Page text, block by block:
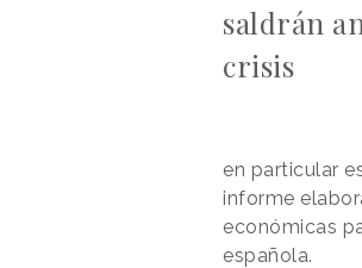
saldrán
crisis
en particular
informe
económicas
española.